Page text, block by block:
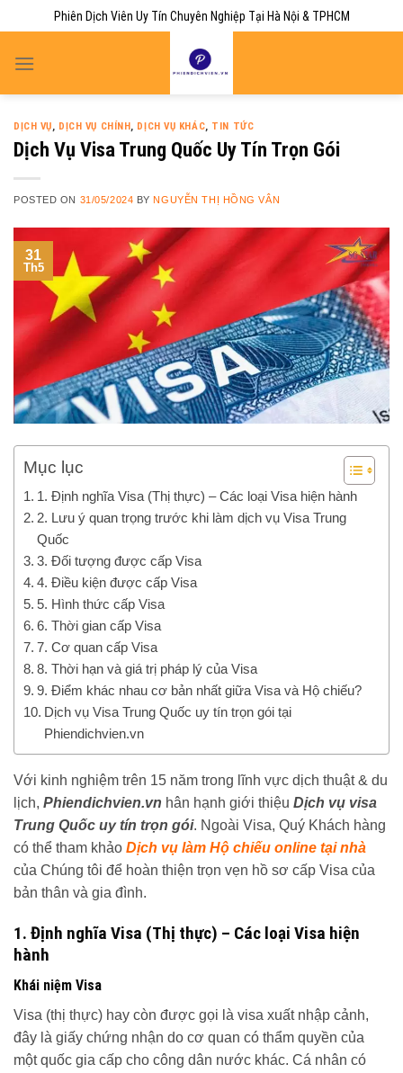
to
content
Phiên Dịch Viên Uy Tín Chuyên Nghiệp Tại Hà Nội & TPHCM
DỊCH VỤ, DỊCH VỤ CHÍNH, DỊCH VỤ KHÁC, TIN TỨC
Dịch Vụ Visa Trung Quốc Uy Tín Trọn Gói
POSTED ON 31/05/2024 BYNGUYỄN THỊ HỒNG VÂN
31
Th5
Mục lục
1. Định nghĩa Visa (Thị thực) – Các loại Visa hiện hành
2. Lưu ý quan trọng trước khi làm dịch vụ Visa Trung
Quốc
3. Đối tượng được cấp Visa
4. Điều kiện được cấp Visa
5. Hình thức cấp Visa
6. Thời gian cấp Visa
7. Cơ quan cấp Visa
8. Thời hạn và giá trị pháp lý của Visa
9. Điểm khác nhau cơ bản nhất giữa Visa và Hộ chiếu?
Dịch vụ Visa Trung Quốc uy tín trọn gói tại
Phiendichvien.vn
Với kinh nghiệm trên 15 năm trong lĩnh vực dịch thuật & du
lịch, Phiendichvien.vn hân hạnh giới thiệu Dịch vụ visa
Trung Quốc uy tín trọn gói. Ngoài Visa, Quý Khách hàng
có thể tham khảo Dịch vụ làm Hộ chiếu online tại nhà
của Chúng tôi để hoàn thiện trọn vẹn hồ sơ cấp Visa của
bản thân và gia đình.
1. Định nghĩa Visa (Thị thực) – Các loại Visa hiện
hành
Khái niệm Visa
Visa (thị thực) hay còn được gọi là visa xuất nhập cảnh,
đây là giấy chứng nhận do cơ quan có thẩm quyền của
một quốc gia cấp cho công dân nước khác. Cá nhân có